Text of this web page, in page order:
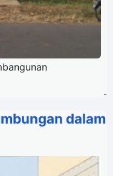
-
dalam